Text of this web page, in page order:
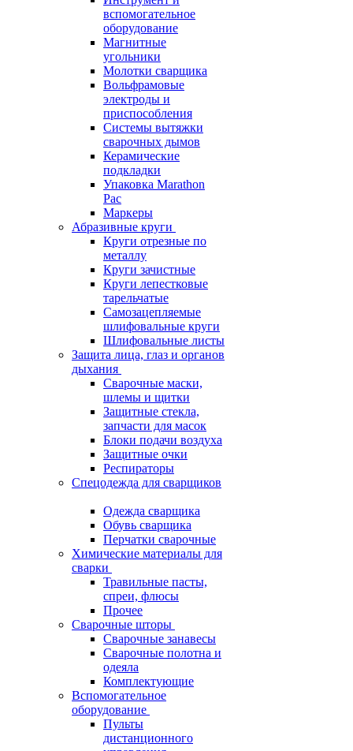
вспомогательное
оборудование
Магнитные
угольники
Молотки сварщика
Вольфрамовые
электроды и
приспособления
Системы вытяжки
сварочных дымов
Керамические
подкладки
Упаковка Marathon
Pac
Маркеры
Абразивные круги
Круги отрезные по
металлу
Круги зачистные
Круги лепестковые
тарельчатые
Самозацепляемые
шлифовальные круги
Шлифовальные листы
Защита лица, глаз и органов
дыхания
Сварочные маски,
шлемы и щитки
Защитные стекла,
запчасти для масок
Блоки подачи воздуха
Защитные очки
Респираторы
Спецодежда для сварщиков
Одежда сварщика
Обувь сварщика
Перчатки сварочные
Химические материалы для
сварки
Травильные пасты,
спреи, флюсы
Прочее
Сварочные шторы
Сварочные занавесы
Сварочные полотна и
одеяла
Комплектующие
Вспомогательное
оборудование
Пульты
дистанционного